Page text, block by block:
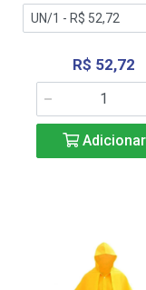
R$ 52,72
Adicionar